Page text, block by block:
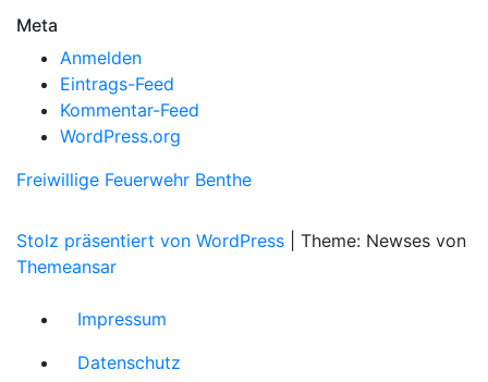
Meta
Anmelden
Eintrags-Feed
Kommentar-Feed
WordPress.org
Freiwillige Feuerwehr Benthe
Stolz präsentiert von WordPress
Theme: Newses von
Themeansar
Impressum
Datenschutz